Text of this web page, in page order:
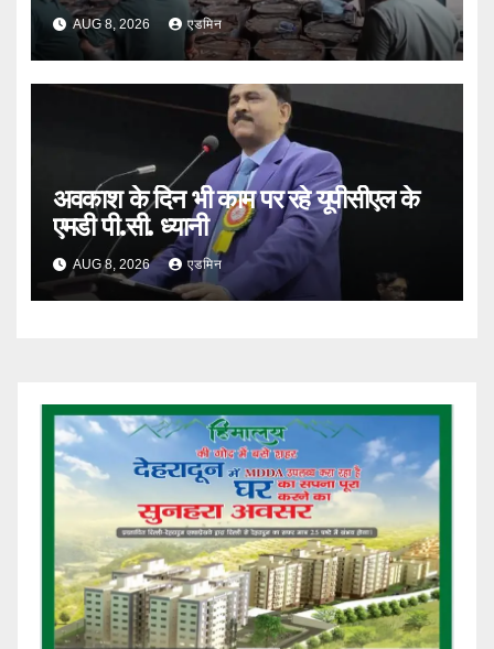
AUG 8, 2026 एडमिन
अवकाश के दिन भी काम पर रहे यूपीसीएल के
एमडी पी.सी. ध्यानी
AUG 8, 2026 एडमिन